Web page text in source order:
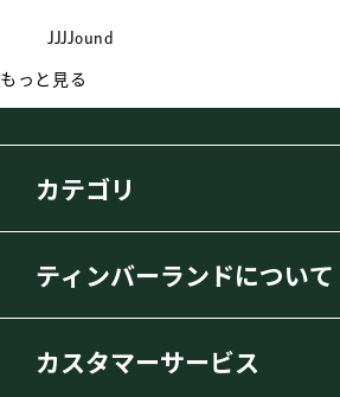
JJJJound
もっと見る
カテゴリ
ティンバーランドについて
カスタマーサービス